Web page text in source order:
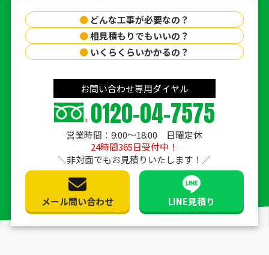
● どんな工事が必要なの？
●相見積もりでもいいの？
● いくらくらいかかるの？
お問い合わせ専用ダイヤル
0120-04-7575
営業時間：9:00〜18:00 日曜定休
24時間365日受付中！
非対面でもお見積りいたします！
メール問い合わせ LINE見積り